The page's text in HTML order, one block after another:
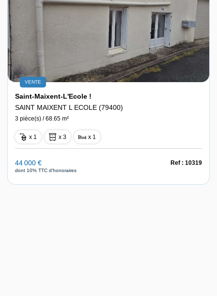
VENTE
Saint-Maixent-L'Ecole !
SAINT MAIXENT L ECOLE (79400)
3 pièce(s) / 68.65 m²
x 1 x 3 x 1
44 000 €
dont 10% TTC d'honoraires
Ref : 10319